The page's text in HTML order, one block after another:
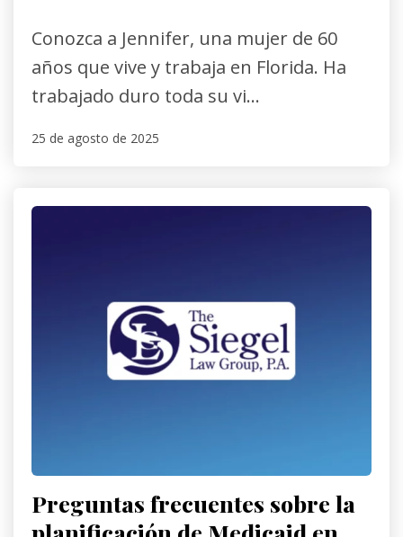
Conozca a Jennifer, una mujer de 60
años que vive y trabaja en Florida. Ha
trabajado duro toda su vi...
25 de agosto de 2025
Preguntas frecuentes sobre la